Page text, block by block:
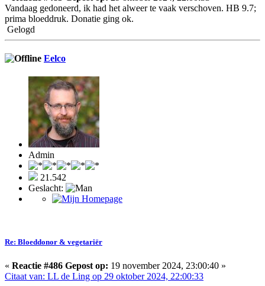
Vandaag gedoneerd, ik had het alweer te vaak verschoven. HB 9.7;
prima bloeddruk. Donatie ging ok.
Gelogd
Eelco
Admin
21.542
Geslacht:
Re: Bloeddonor & vegetariër
« Reactie #486 Gepost op: 19 november 2024, 23:00:40 »
Citaat van: LL de Ling op 29 oktober 2024, 22:00:33